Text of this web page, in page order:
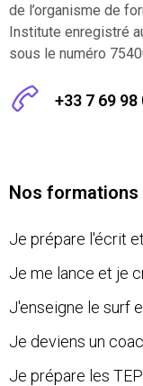
de l’organisme de
Institute enregistré
sous le numéro
+33 7 69 98
Nos formations
Je prépare l'écrit
Je me lance et je
J'enseigne le surf
Je deviens un
Je prépare les